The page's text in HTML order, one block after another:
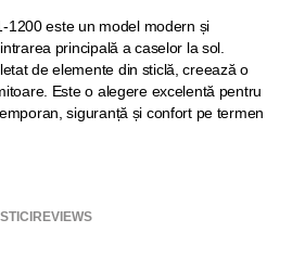
1200 este un model modern și
principală a caselor la sol.
de elemente din sticlă, creează o
Este o alegere excelentă pentru
siguranță și confort pe termen
REVIEWS